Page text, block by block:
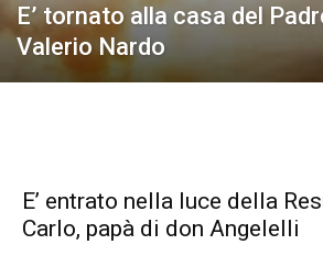
E’ tornato alla casa del
Valerio Nardo
E’ tornata alla casa del Padre Anna,
del diacono Domenico Di Giorgio
E’ entrato nella luce della
Carlo, papà di don Angelelli